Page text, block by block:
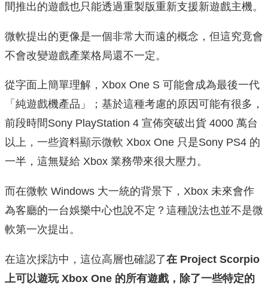
間推出的遊戲也只能透過重製版重新支援新遊戲主機。
微軟提出的更像是一個非常大而遠的概念，但這究竟會
不會改變遊戲產業格局還不一定。
從字面上簡單理解，Xbox One S 可能會成為最後一代
「純遊戲機產品」；基於這種考慮的原因可能有很多，
前段時間Sony PlayStation 4 宣佈突破出貨 4000 萬台
以上，一些資料顯示微軟 Xbox One 只是Sony PS4 的
一半，這無疑給 Xbox 業務帶來很大壓力。
而在微軟 Windows 大一統的背景下，Xbox 未來會作
為客廳的一台娛樂中心也說不定？這種說法也並不是微
軟第一次提出。
在這次採訪中，這位高層也確認了在 Project Scorpio
上可以遊玩 Xbox One 的所有遊戲，除了一些特定的